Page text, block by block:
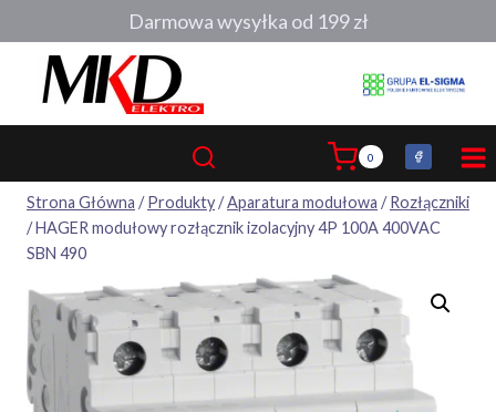
do
0
Strona Główna / Produkty/Aparatura modułowa / Rozłączniki
/HAGER modułowy rozłącznik izolacyjny 4P 100A 400VAC
SBN 490
Darmowa wysyłka od 199 zł